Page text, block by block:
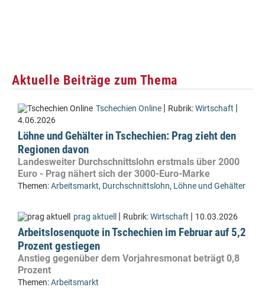
Aktuelle Beiträge zum Thema
Tschechien Online | Rubrik:Wirtschaft |
4.06.2026
Löhne und Gehälter in Tschechien: Prag zieht den
Regionen davon
Landesweiter Durchschnittslohn erstmals über 2000
Euro - Prag nähert sich der 3000-Euro-Marke
Themen:Arbeitsmarkt, Durchschnittslohn, Löhne und Gehälter
prag aktuell | Rubrik:Wirtschaft | 10.03.2026
Arbeitslosenquote in Tschechien im Februar auf 5,2
Prozent gestiegen
Anstieg gegenüber dem Vorjahresmonat beträgt 0,8
Prozent
Themen:Arbeitsmarkt